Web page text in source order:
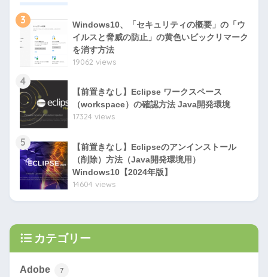
3
Windows10、「セキュリティの概要」の「ウ
イルスと脅威の防止」の黄色いビックリマーク
を消す方法
19062 views
4
【前置きなし】Eclipse ワークスペース
（workspace）の確認方法 Java開発環境
17324 views
5
【前置きなし】Eclipseのアンインストール
（削除）方法（Java開発環境用）
Windows10【2024年版】
14604 views
カテゴリー
Adobe 7